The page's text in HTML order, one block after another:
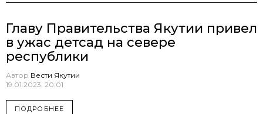
Главу Правительства Якутии привел
в ужас детсад на севере
республики
Автор Вести Якутии
19.01.2023, 20:01
ПОДРОБНЕЕ